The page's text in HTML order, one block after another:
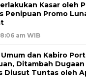
Kasar oleh
Penipuan Promo
am WIB
dan Kabiro
Ditambah
Diusut Tuntas oleh